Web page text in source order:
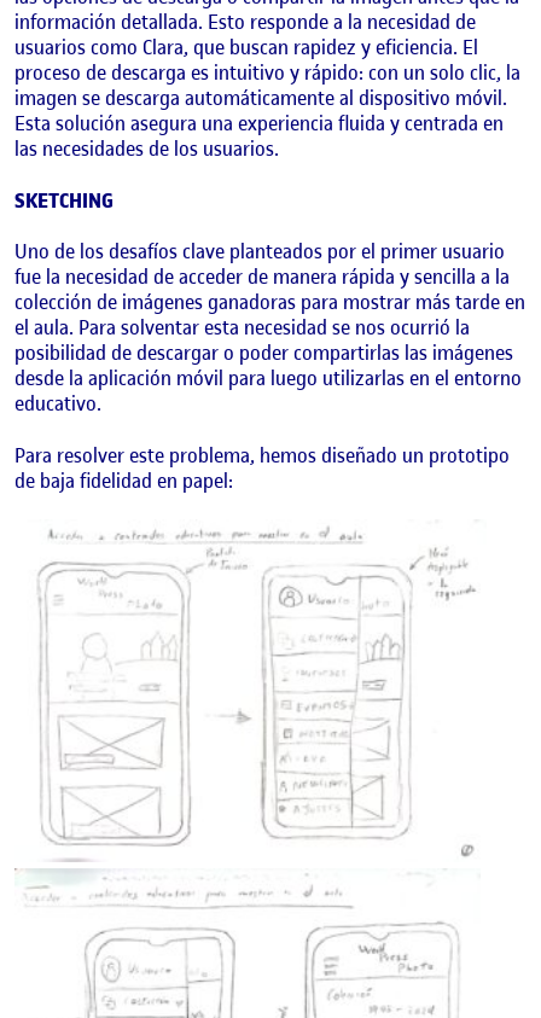
información detallada. Esto responde a la necesidad de
usuarios como Clara, que buscan rapidez y eficiencia. El
proceso de descarga es intuitivo y rápido: con un solo clic, la
imagen se descarga automáticamente al dispositivo móvil.
Esta solución asegura una experiencia fluida y centrada en
las necesidades de los usuarios.
SKETCHING
Uno de los desafíos clave planteados por el primer usuario
fue la necesidad de acceder de manera rápida y sencilla a la
colección de imágenes ganadoras para mostrar más tarde en
el aula. Para solventar esta necesidad se nos ocurrió la
posibilidad de descargar o poder compartirlas las imágenes
desde la aplicación móvil para luego utilizarlas en el entorno
educativo.
Para resolver este problema, hemos diseñado un prototipo
de baja fidelidad en papel: